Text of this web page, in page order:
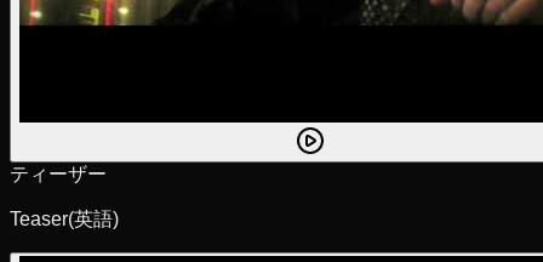
ティーザー
Teaser(英語)